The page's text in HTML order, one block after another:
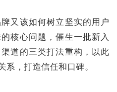
又该如何树立坚实的用户
核心问题，催生一批新入
道的三类打法重构，以此
系，打造信任和口碑。